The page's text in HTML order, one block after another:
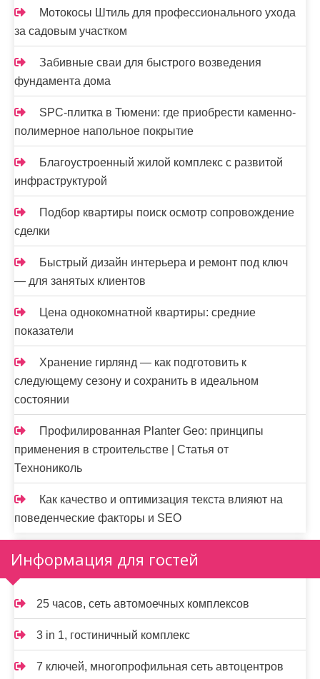
Мотокосы Штиль для профессионального ухода
за садовым участком
Забивные сваи для быстрого возведения
фундамента дома
SPC-плитка в Тюмени: где приобрести каменно-
полимерное напольное покрытие
Благоустроенный жилой комплекс с развитой
инфраструктурой
Подбор квартиры поиск осмотр сопровождение
сделки
Быстрый дизайн интерьера и ремонт под ключ
— для занятых клиентов
Цена однокомнатной квартиры: средние
показатели
Хранение гирлянд — как подготовить к
следующему сезону и сохранить в идеальном
состоянии
Профилированная Planter Geo: принципы
применения в строительстве | Статья от
Технониколь
Как качество и оптимизация текста влияют на
поведенческие факторы и SEO
Информация для гостей
25 часов, сеть автомоечных комплексов
3 in 1, гостиничный комплекс
7 ключей, многопрофильная сеть автоцентров